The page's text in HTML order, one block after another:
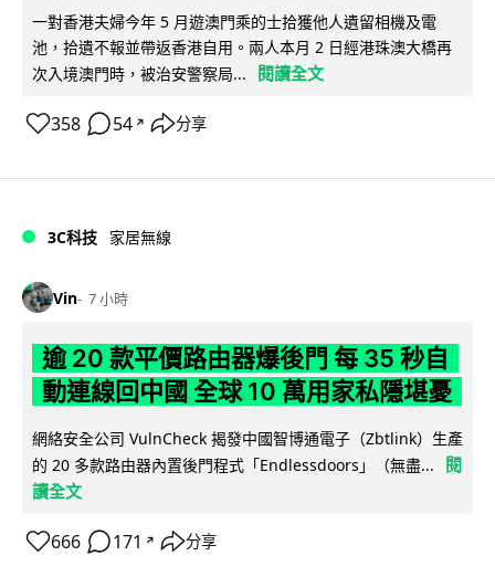
一對香港夫婦今年 5 月遊澳門乘的士拾獲他人遺留相機及電
池，拾遺不報並帶返香港自用。兩人本月 2 日經港珠澳大橋再
次入境澳門時，被治安警察局...
閱讀全文
358 54 ↗ 分享
3C科技 家居無線
Vin 7 小時
逾 20 款平價路由器爆後門 每 35 秒自
動連線回中國 全球 10 萬用家私隱堪憂
網絡安全公司 VulnCheck 揭發中國智博通電子（Zbtlink）生產
的 20 多款路由器內置後門程式「Endlessdoors」（無盡...
閱
讀全文
666 171 ↗ 分享